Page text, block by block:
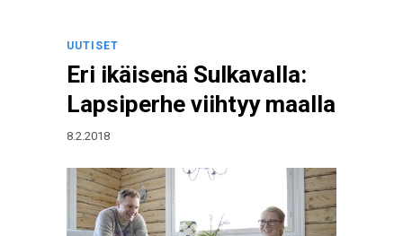
UUTISET
Eri ikäisenä Sulkavalla:
Lapsiperhe viihtyy maalla
8.2.2018